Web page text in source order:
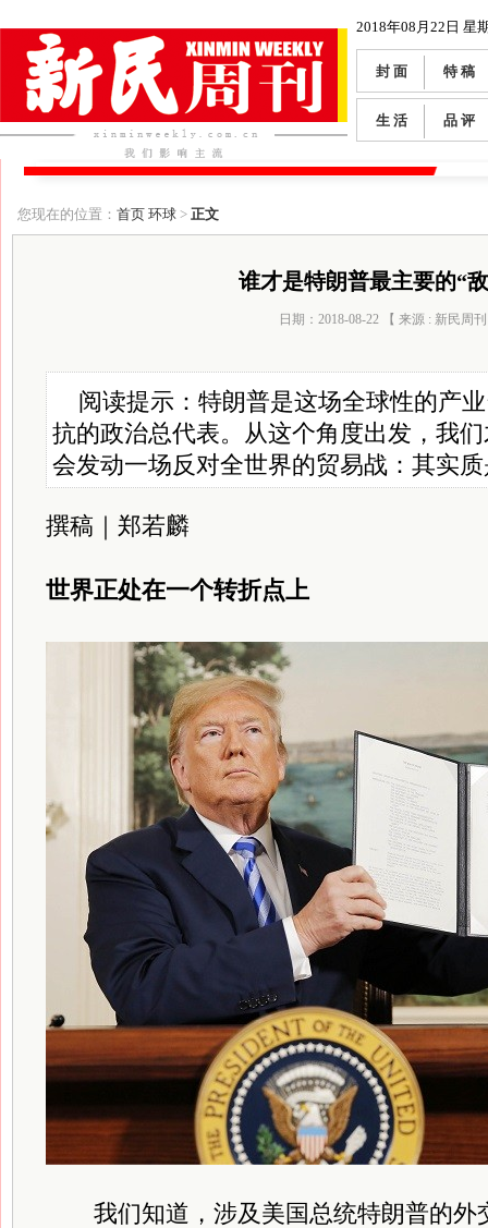
2018年08月22日 星
封 面 特 稿
生 活 品 评
您现在的位置： 首页 环球 > 正文
谁才是特朗普最主要的“
日期：2018-08-22 【 来源 : 新民周
阅读提示：特朗普是这场全球性的产
抗的政治总代表。从这个角度出发，我
会发动一场反对全世界的贸易战：其实
撰稿｜郑若麟
世界正处在一个转折点上
我们知道，涉及美国总统特朗普的外